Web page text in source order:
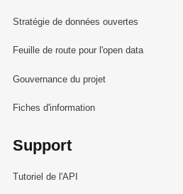
Stratégie de données ouvertes
Feuille de route pour l'open data
Gouvernance du projet
Fiches d'information
Support
Tutoriel de l'API